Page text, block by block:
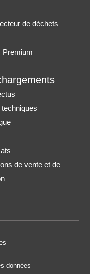
de déchets
Premium
de vente et de
données